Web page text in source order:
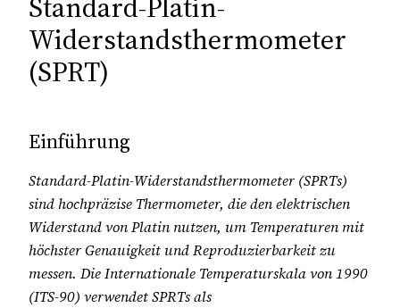
Widerstandsthermometer
(SPRT)
Einführung
Standard-Platin-Widerstandsthermometer (SPRTs)
sind hochpräzise Thermometer, die den elektrischen
Widerstand von Platin nutzen, um Temperaturen mit
höchster Genauigkeit und Reproduzierbarkeit zu
messen. Die Internationale Temperaturskala von 1990
(ITS-90) verwendet SPRTs als